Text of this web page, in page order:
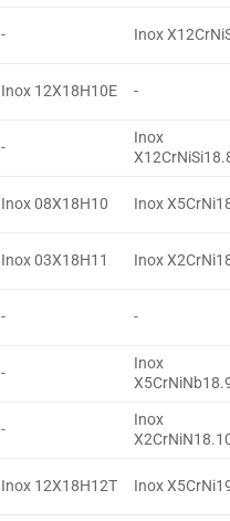
- Inox
Inox 12X18H10E -
-
Inox
Inox 08X18H10 Inox
Inox 03X18H11 Inox
- -
-
Inox
-
Inox
Inox 12X18H12T Inox